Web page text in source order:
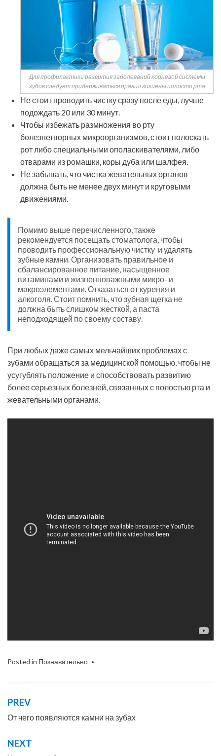
Для профилактики развития заболеваний корневой системы
зубов следует придерживаться правил гигиены полости рта
Не стоит проводить чистку сразу после еды, лучше
подождать 20 или 30 минут.
Чтобы избежать размножения во рту
болезнетворных микроорганизмов, стоит полоскать
рот либо специальными ополаскивателями, либо
отварами из ромашки, коры дуба или шалфея.
Не забывать, что чистка жевательных органов
должна быть не менее двух минут и круговыми
движениями.
Помимо выше перечисленного, также
рекомендуется посещать стоматолога, чтобы
проводить профессиональную чистку и удалять
зубные камни. Организовать правильное и
сбалансированное питание, насыщенное
витаминами и жизненноважными микро- и
макроэлементами. Отказаться от курения и
алкоголя. Стоит помнить, что зубная щетка не
должна быть слишком жесткой, а паста
неподходящей по своему составу.
При любых даже самых мельчайших проблемах с
зубами обращаться за медицинской помощью, чтобы не
усугублять положение и способствовать развитию
более серьезных болезней, связанных с полостью рта и
жевательными органами.
Posted in Познавательно
Навигация
по
записям
PREV
От чего появляются камни на зубах
NEXT